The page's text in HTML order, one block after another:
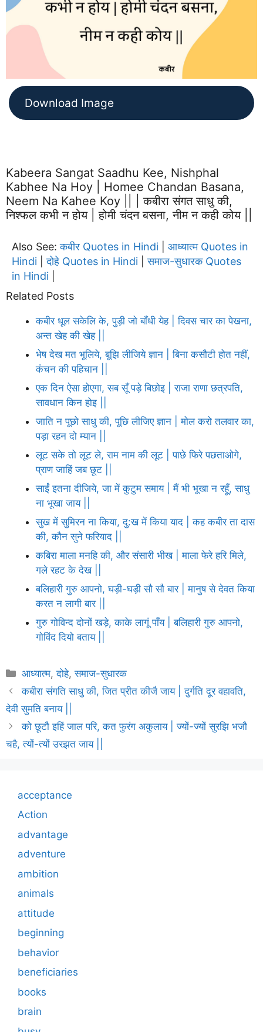
Download Image
Kabeera Sangat Saadhu Kee, Nishphal
Kabhee Na Hoy | Homee Chandan Basana,
Neem Na Kahee Koy || | कबीरा संगत साधु की,
निश्फल कभी न होय | होमी चंदन बसना, नीम न कही कोय ||
Also See:कबीर Quotes in Hindi
आध्यात्म Quotes in
Hindi |दोहे Quotes in Hindi |समाज-सुधारक Quotes
in Hindi
Related Posts
कबीर धूल सकेलि के, पुड़ी जो बाँधी येह | दिवस चार का पेखना,
अन्त खेह की खेह ||
भेष देख मत भूलिये, बूझि लीजिये ज्ञान | बिना कसौटी होत नहीं,
कंचन की पहिचान ||
एक दिन ऐसा होएगा, सब सूँ पड़े बिछोइ | राजा राणा छत्रपति,
सावधान किन होइ ||
जाति न पूछो साधु की, पूछि लीजिए ज्ञान | मोल करो तलवार का,
पड़ा रहन दो म्यान ||
लूट सके तो लूट ले, राम नाम की लूट | पाछे फिरे पछताओगे,
प्राण जाहिं जब छूट ||
साईं इतना दीजिये, जा में कुटुम समाय | मैं भी भूखा न रहूँ, साधु
ना भूखा जाय ||
सुख में सुमिरन ना किया, दु:ख में किया याद | कह कबीर ता दास
की, कौन सुने फरियाद ||
कबिरा माला मनहि की, और संसारी भीख | माला फेरे हरि मिले,
गले रहट के देख ||
बलिहारी गुरु आपनो, घड़ी-घड़ी सौ सौ बार | मानुष से देवत किया
करत न लागी बार ||
गुरु गोविन्द दोनों खड़े, काके लागूं पाँय | बलिहारी गुरु आपनो,
गोविंद दियो बताय ||
Categories
आध्यात्म,दोहे,समाज-सुधारक
कबीरा संगति साधु की, जित प्रीत कीजै जाय | दुर्गति दूर वहावति,
देवी सुमति बनाय ||
को छूटौ इहिं जाल परि, कत फुरंग अकुलाय | ज्यों-ज्यों सुरझि भजौ
चहै, त्यों-त्यों उरझत जाय ||
acceptance
Action
advantage
adventure
ambition
animals
attitude
beginning
behavior
beneficiaries
books
brain